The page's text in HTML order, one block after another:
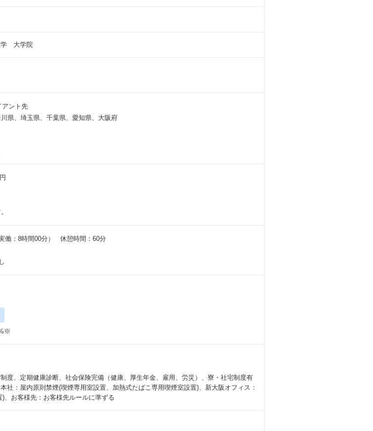
大学院
アント先
県、埼玉県、千葉県、愛知県、大阪府
働：8時間00分） 休憩時間：60分
度、定期健康診断、社会保険完備（健康、厚生年金、雇用、労災）、寮・社宅制度有
社：屋内原則禁煙(喫煙専用室設置、加熱式たばこ専用喫煙室設置)、新大阪オフィス：
、お客様先：お客様先ルールに準ずる